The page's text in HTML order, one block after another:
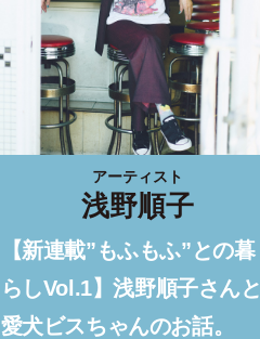
アーティスト
浅野順子
【新連載”もふもふ”との暮
らしVol.1】浅野順子さんと
愛犬ビスちゃんのお話。